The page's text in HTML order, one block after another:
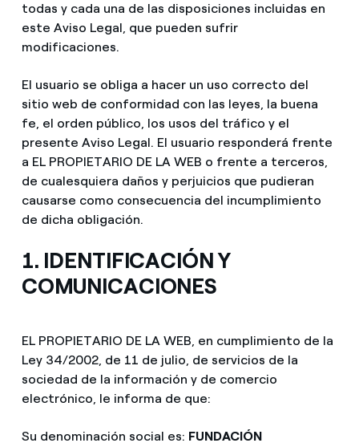
todas y cada una de las disposiciones incluidas en
este Aviso Legal, que pueden sufrir
modificaciones.
El usuario se obliga a hacer un uso correcto del
sitio web de conformidad con las leyes, la buena
fe, el orden público, los usos del tráfico y el
presente Aviso Legal. El usuario responderá frente
a EL PROPIETARIO DE LA WEB o frente a terceros,
de cualesquiera daños y perjuicios que pudieran
causarse como consecuencia del incumplimiento
de dicha obligación.
1. IDENTIFICACIÓN Y
COMUNICACIONES
EL PROPIETARIO DE LA WEB, en cumplimiento de la
Ley 34/2002, de 11 de julio, de servicios de la
sociedad de la información y de comercio
electrónico, le informa de que:
Su denominación social es: FUNDACIÓN